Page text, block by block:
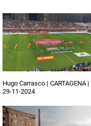
Hugo Carrasco CARTAGENA
29-11-2024